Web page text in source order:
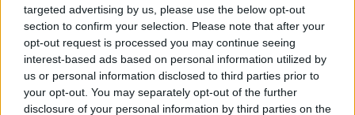
targeted advertising by us, please use the below opt-out
section to confirm your selection. Please note that after your
opt-out request is processed you may continue seeing
interest-based ads based on personal information utilized by
us or personal information disclosed to third parties prior to
your opt-out. You may separately opt-out of the further
disclosure of your personal information by third parties on the
Non si può che convenire:
la Borsa è gonfiata;